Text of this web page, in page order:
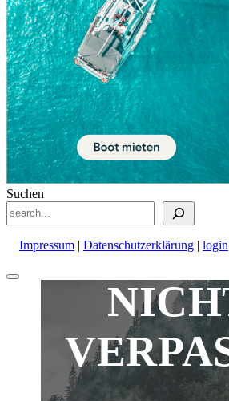
Suchen
Impressum | Datenschutzerklärung | login
Nach